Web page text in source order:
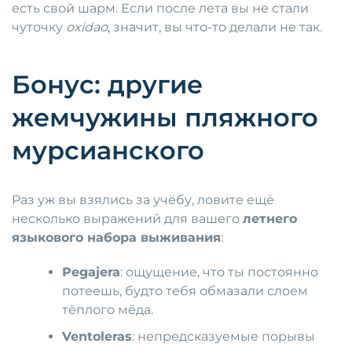
есть свой шарм. Если после лета вы не стали
чуточку oxidao, значит, вы что-то делали не так.
Бонус: другие
жемчужины пляжного
мурсианского
Раз уж вы взялись за учёбу, ловите ещё
несколько выражений для вашего летнего
языкового набора выживания:
Pegajera: ощущение, что ты постоянно
потеешь, будто тебя обмазали слоем
тёплого мёда.
Ventoleras: непредсказуемые порывы